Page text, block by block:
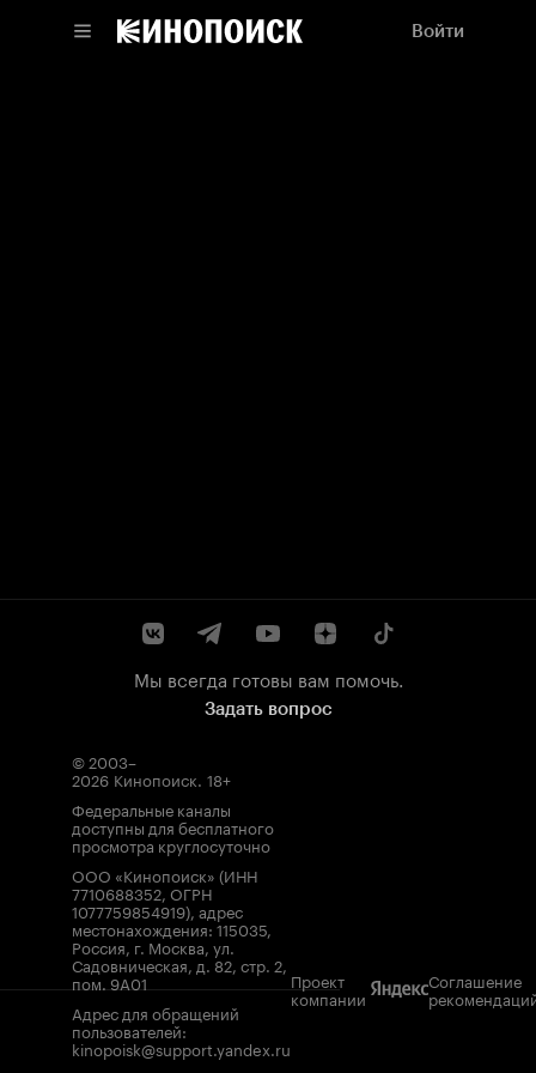
Войти
Мы всегда готовы вам помочь.
Задать вопрос
© 2003–
2026 Кинопоиск. 18+
Федеральные каналы
доступны для бесплатного
просмотра круглосуточно
ООО «Кинопоиск» (ИНН
7710688352, ОГРН
1077759854919), адрес
местонахождения: 115035,
Россия, г. Москва, ул.
Садовническая, д. 82, стр. 2,
пом. 9А01
Адрес для обращений
пользователей:
kinopoisk@support.yandex.ru
Проект
компании
Соглашение